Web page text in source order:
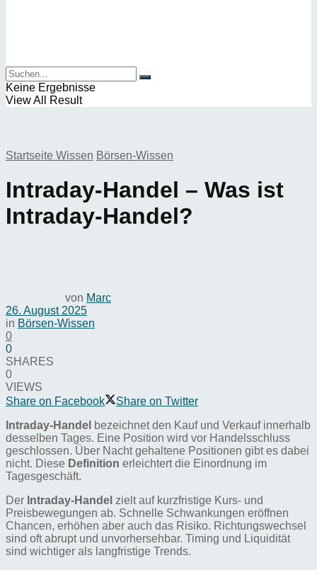
Keine Ergebnisse
View All Result
Startseite Wissen Börsen-Wissen
Intraday-Handel – Was ist
Intraday-Handel?
von Marc
26. August 2025
in Börsen-Wissen
0
0
SHARES
0
VIEWS
Share on Facebook
Share on Twitter
Intraday-Handel bezeichnet den Kauf und Verkauf innerhalb
desselben Tages. Eine Position wird vor Handelsschluss
geschlossen. Über Nacht gehaltene Positionen gibt es dabei
nicht. Diese Definition erleichtert die Einordnung im
Tagesgeschäft.
Der Intraday-Handel zielt auf kurzfristige Kurs- und
Preisbewegungen ab. Schnelle Schwankungen eröffnen
Chancen, erhöhen aber auch das Risiko. Richtungswechsel
sind oft abrupt und unvorhersehbar. Timing und Liquidität
sind wichtiger als langfristige Trends.